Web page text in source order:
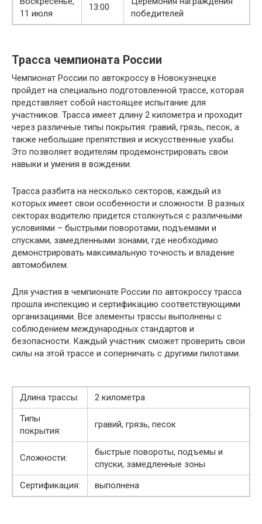
11 июля
13:00
победителей
Трасса чемпионата России
Чемпионат России по автокроссу в Новокузнецке
пройдет на специально подготовленной трассе, которая
представляет собой настоящее испытание для
участников. Трасса имеет длину 2 километра и проходит
через различные типы покрытия: гравий, грязь, песок, а
также небольшие препятствия и искусственные ухабы.
Это позволяет водителям продемонстрировать свои
навыки и умения в вождении.
Трасса разбита на несколько секторов, каждый из
которых имеет свои особенности и сложности. В разных
секторах водителю придется столкнуться с различными
условиями – быстрыми поворотами, подъемами и
спусками, замедленными зонами, где необходимо
демонстрировать максимальную точность и владение
автомобилем.
Для участия в чемпионате России по автокроссу трасса
прошла инспекцию и сертификацию соответствующими
организациями. Все элементы трассы выполнены с
соблюдением международных стандартов и
безопасности. Каждый участник сможет проверить свои
силы на этой трассе и соперничать с другими пилотами.
Длина трассы:
2 километра
Типы
покрытия:
гравий, грязь, песок
Сложности:
быстрые повороты, подъемы и
спуски, замедленные зоны
Сертификация:
выполнена